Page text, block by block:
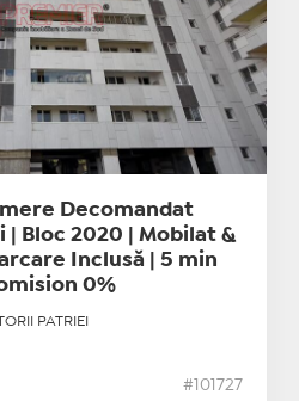
Decomandat
Bloc 2020 | Mobilat &
Inclusă | 5 min
0%
PATRIEI
#101727